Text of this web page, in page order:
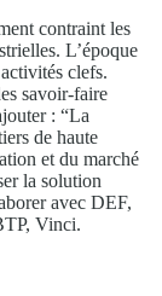
contraint les
L’époque
clefs.
savoir-faire
: “La
de haute
et du marché
la solution
avec DEF,
Vinci.